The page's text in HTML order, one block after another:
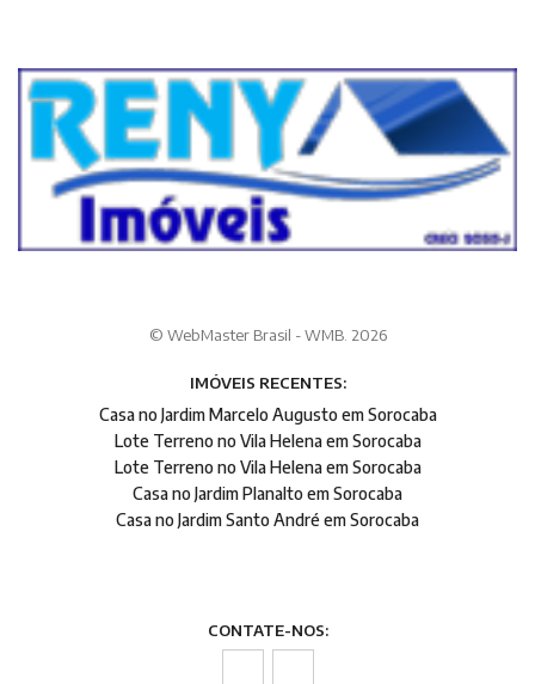
© WebMaster Brasil - WMB. 2026
IMÓVEIS RECENTES:
Casa no Jardim Marcelo Augusto em Sorocaba
Lote Terreno no Vila Helena em Sorocaba
Lote Terreno no Vila Helena em Sorocaba
Casa no Jardim Planalto em Sorocaba
Casa no Jardim Santo André em Sorocaba
CONTATE-NOS: